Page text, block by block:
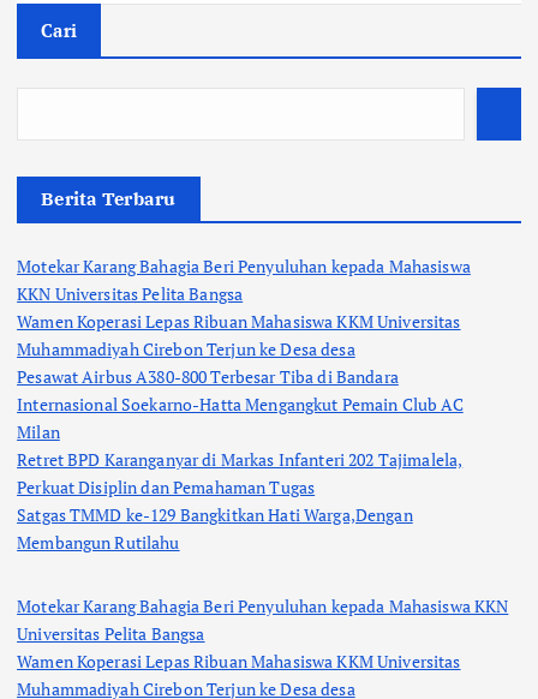
Cari
Berita Terbaru
Motekar Karang Bahagia Beri Penyuluhan kepada Mahasiswa
KKN Universitas Pelita Bangsa
Wamen Koperasi Lepas Ribuan Mahasiswa KKM Universitas
Muhammadiyah Cirebon Terjun ke Desa desa
Pesawat Airbus A380-800 Terbesar Tiba di Bandara
Internasional Soekarno-Hatta Mengangkut Pemain Club AC
Milan
Retret BPD Karanganyar di Markas Infanteri 202 Tajimalela,
Perkuat Disiplin dan Pemahaman Tugas
Satgas TMMD ke-129 Bangkitkan Hati Warga,Dengan
Membangun Rutilahu
Motekar Karang Bahagia Beri Penyuluhan kepada Mahasiswa KKN
Universitas Pelita Bangsa
Wamen Koperasi Lepas Ribuan Mahasiswa KKM Universitas
Muhammadiyah Cirebon Terjun ke Desa desa